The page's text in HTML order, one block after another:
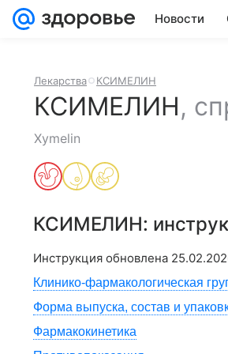
Новости
Лекарства КСИМЕЛИН
КСИМЕЛИН,
Xymelin
КСИМЕЛИН:
Инструкция обновлена
Клинико-фармакологическая
Форма выпуска, состав и
Фармакокинетика